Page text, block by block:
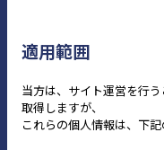
適用範囲
当方は、サイト運営を行
取得しますが、
これらの個人情報は、下